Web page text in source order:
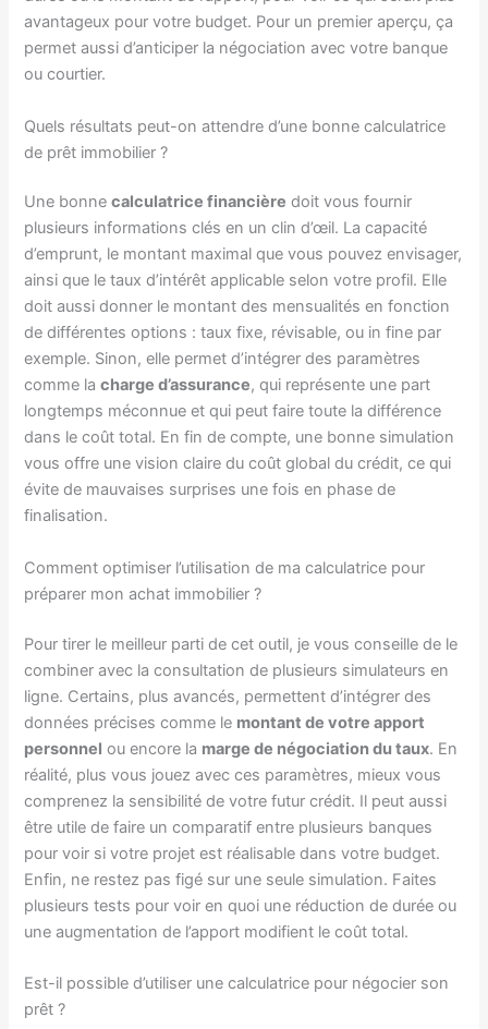
avantageux pour votre budget. Pour un premier aperçu, ça
permet aussi d’anticiper la négociation avec votre banque
ou courtier.
Quels résultats peut-on attendre d’une bonne calculatrice
de prêt immobilier ?
Une bonnecalculatrice financière doit vous fournir
plusieurs informations clés en un clin d’œil. La capacité
d’emprunt, le montant maximal que vous pouvez envisager,
ainsi que le taux d’intérêt applicable selon votre profil. Elle
doit aussi donner le montant des mensualités en fonction
de différentes options : taux fixe, révisable, ou in fine par
exemple. Sinon, elle permet d’intégrer des paramètres
comme lacharge d’assurance, qui représente une part
longtemps méconnue et qui peut faire toute la différence
dans le coût total. En fin de compte, une bonne simulation
vous offre une vision claire du coût global du crédit, ce qui
évite de mauvaises surprises une fois en phase de
finalisation.
Comment optimiser l’utilisation de ma calculatrice pour
préparer mon achat immobilier ?
Pour tirer le meilleur parti de cet outil, je vous conseille de le
combiner avec la consultation de plusieurs simulateurs en
ligne. Certains, plus avancés, permettent d’intégrer des
données précises comme le montant de votre apport
personnel ou encore la marge de négociation du taux. En
réalité, plus vous jouez avec ces paramètres, mieux vous
comprenez la sensibilité de votre futur crédit. Il peut aussi
être utile de faire un comparatif entre plusieurs banques
pour voir si votre projet est réalisable dans votre budget.
Enfin, ne restez pas figé sur une seule simulation. Faites
plusieurs tests pour voir en quoi une réduction de durée ou
une augmentation de l’apport modifient le coût total.
Est-il possible d’utiliser une calculatrice pour négocier son
prêt ?